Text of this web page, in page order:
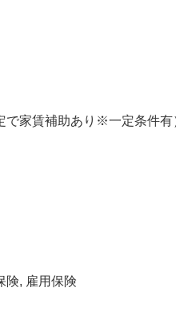
で家賃補助あり※一定条件有
険, 雇用保険